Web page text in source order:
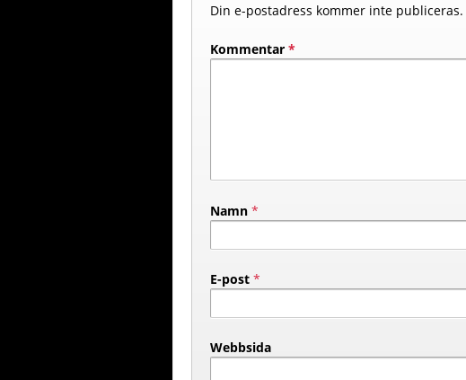
Din e-postadress kommer inte publiceras.
Kommentar *
Namn *
E-post *
Webbsida